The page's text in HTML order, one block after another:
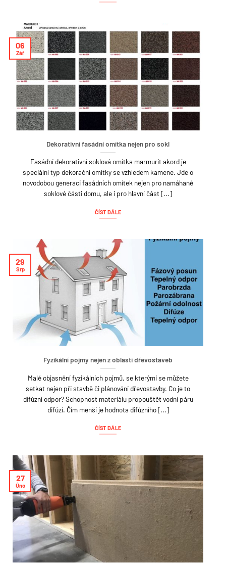
Dekorativní fasádní omítka nejen pro sokl
Fasádní dekorativní soklová omítka marmurit akord je
speciální typ dekorační omítky se vzhledem kamene. Jde o
novodobou generaci fasádních omítek nejen pro namáhané
soklové části domu, ale i pro hlavní část [...]
ČÍST DÁLE
06
Zář
Fyzikální pojmy nejen z oblasti dřevostaveb
Malé objasnění fyzikálních pojmů, se kterými se můžete
setkat nejen při stavbě či plánování dřevostavby. Co je to
difúzní odpor? Schopnost materiálu propouštět vodní páru
difúzí. Čím menší je hodnota difúzního [...]
ČÍST DÁLE
29
Srp
27
Úno